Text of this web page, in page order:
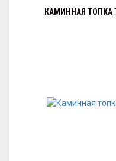
КАМИННАЯ ТОПКА